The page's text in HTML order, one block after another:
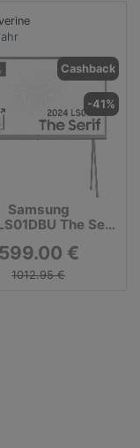
Cashback
-41%
Samsung
The Serif
599.00 €
1012.95 €